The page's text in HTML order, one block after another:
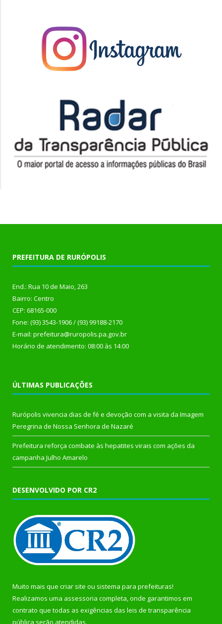
PREFEITURA DE RURÓPOLIS
End.: Rua 10 de Maio, 263
Bairro: Centro
CEP: 68165-000
Fone: (93) 3543-1906 / (93) 99188-2170
E-mail: prefeitura@ruropolis.pa.gov.br
Horário de atendimento: 08:00 às 14:00
ÚLTIMAS PUBLICAÇÕES
Rurópolis vivencia dias de fé e devoção com a visita da Imagem
Peregrina de Nossa Senhora de Nazaré
Prefeitura reforça combate às hepatites virais com ações da
campanha Julho Amarelo
DESENVOLVIDO POR CR2
Muito mais que criar site ou sistema para prefeituras!
Realizamos uma assessoria completa, onde garantimos em
contrato que todas as exigências das leis de transparência
pública serão atendidas.